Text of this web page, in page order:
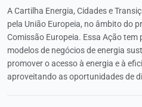
A Cartilha Energia, Cidades e
pela União Europeia, no âmbito do
Comissão Europeia. Essa Ação
modelos de negócios de energia
promover o acesso à energia e à
aproveitando as oportunidades de